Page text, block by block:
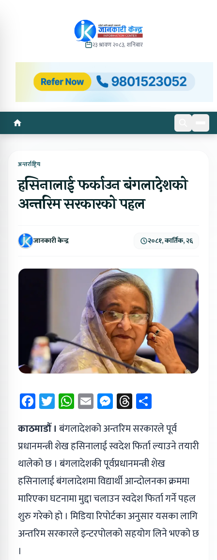
२३ श्रावण २०८३, शनिबार
अन्तर्राष्ट्रिय
हसिनालाई फर्काउन बंगलादेशको
अन्तरिम सरकारको पहल
जानकारी केन्द्र २०८१, कार्तिक, २६
Facebook
Twitter
WhatsApp
EmailMessenger
Threads
काठमाडौँ । बंगलादेशको अन्तरिम सरकारले पूर्व
प्रधानमन्त्री शेख हसिनालाई स्वदेश फिर्ता ल्याउने तयारी
थालेको छ । बंगलादेशकी पूर्वप्रधानमन्त्री शेख
हसिनालाई बंगलादेशमा विद्यार्थी आन्दोलनका क्रममा
मारिएका घटनामा मुद्दा चलाउन स्वदेश फिर्ता गर्ने पहल
शुरु गरेको हो । मिडिया रिपोर्टका अनुसार यसका लागि
अन्तरिम सरकारले इन्टरपोलको सहयोग लिने भएको छ
।